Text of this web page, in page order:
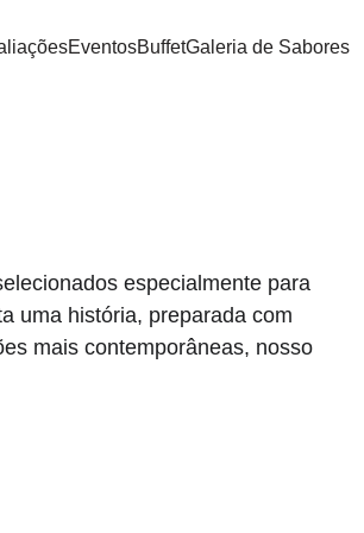
EventosBuffetGaleria de Sabores
especialmente para
uma história, preparada com
mais contemporâneas, nosso